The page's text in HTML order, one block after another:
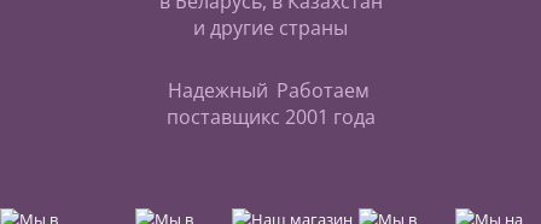
и другие страны
Надежный
поставщик
Работаем
с 2001 года